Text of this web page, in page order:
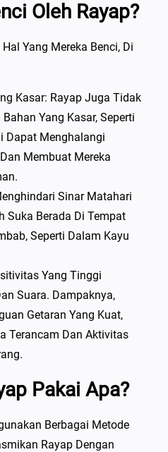
Oleh Rayap?
Yang Mereka Benci, Di
Kasar: Rayap Juga Tidak
Yang Kasar, Seperti
Dapat Menghalangi
Membuat Mereka
Sinar Matahari
Suka Berada Di Tempat
Seperti Dalam Kayu
Yang Tinggi
Suara. Dampaknya,
Getaran Yang Kuat,
Terancam Dan Aktivitas
Pakai Apa?
Berbagai Metode
Rayap Dengan